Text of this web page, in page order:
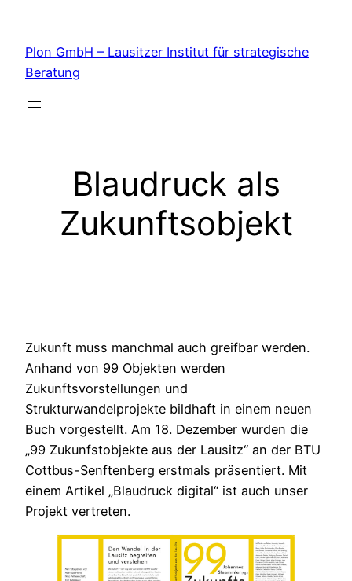
springen
Plon GmbH – Lausitzer Institut für strategische
Beratung
Blaudruck als
Zukunftsobjekt
Zukunft muss manchmal auch greifbar werden.
Anhand von 99 Objekten werden
Zukunftsvorstellungen und
Strukturwandelprojekte bildhaft in einem neuen
Buch vorgestellt. Am 18. Dezember wurden die
„99 Zukunfstobjekte aus der Lausitz“ an der BTU
Cottbus-Senftenberg erstmals präsentiert. Mit
einem Artikel „Blaudruck digital“ ist auch unser
Projekt vertreten.